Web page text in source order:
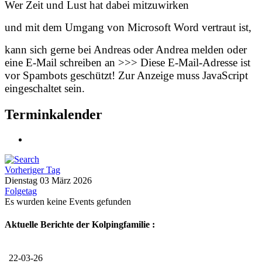
Wer Zeit und Lust hat dabei mitzuwirken
und mit dem Umgang von Microsoft Word vertraut ist,
kann sich gerne bei Andreas oder Andrea melden oder
eine E-Mail schreiben an >>> Diese E-Mail-Adresse ist
vor Spambots geschützt! Zur Anzeige muss JavaScript
eingeschaltet sein.
Terminkalender
Vorheriger Tag
Dienstag 03 März 2026
Folgetag
Es wurden keine Events gefunden
Aktuelle Berichte der Kolpingfamilie :
22-03-26